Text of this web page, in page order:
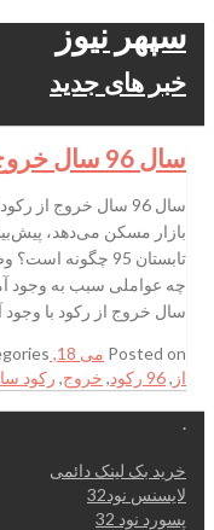
سپهر نیوز
خبر های جدید
سال 96 سال خروج از رکود
سال 96 سال خروج از
بازار مسکن می‌دهد،
تابستان 95
سال خروج از رکود با وجود
Posted on می 18, 2016
از ,96 رکود , خروج, رکود
.
خرید بک لینک دائمی
لایسنس نود32
پسورد نود 32